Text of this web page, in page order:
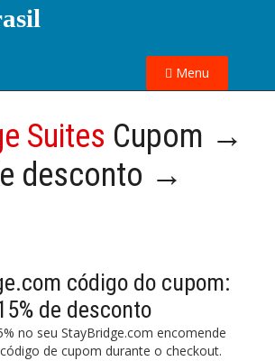
Menu
Suites Cupom →
desconto →
código do cupom:
de desconto
no seu StayBridge.com encomende
de cupom durante o checkout.